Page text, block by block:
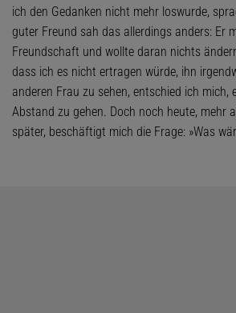
ich den Gedanken nicht mehr loswurde,
guter Freund sah das allerdings anders: Er
Freundschaft und wollte daran nichts
dass ich es nicht ertragen würde, ihn
anderen Frau zu sehen, entschied ich mich,
Abstand zu gehen. Doch noch heute, mehr
später, beschäftigt mich die Frage: »Was